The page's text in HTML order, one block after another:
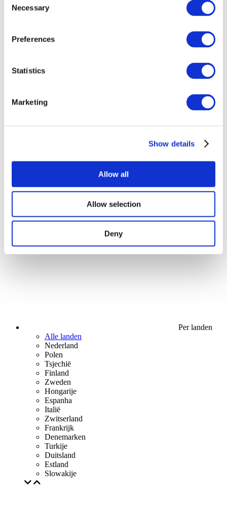
Selection
Necessary
Preferences
Statistics
Marketing
Show details
Allow all
Allow selection
Deny
Events
Koncerter
Solliciteer
Stå op
Per landen
Alle landen
Nederland
Polen
Tsjechië
Finland
Zweden
Hongarije
Espanha
Italië
Zwitserland
Frankrijk
Denemarken
Turkije
Duitsland
Estland
Slowakije